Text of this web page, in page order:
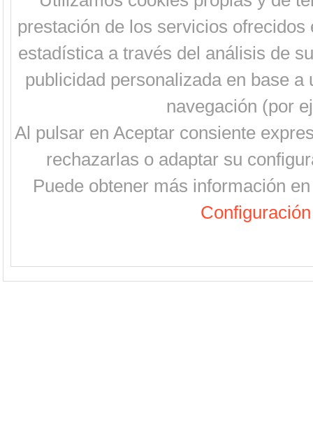
prestación de los servicios
estadística a través del análisis de
publicidad personalizada en base
navegación (por
Al pulsar en Aceptar consiente
rechazarlas o adaptar su
Puede obtener más información